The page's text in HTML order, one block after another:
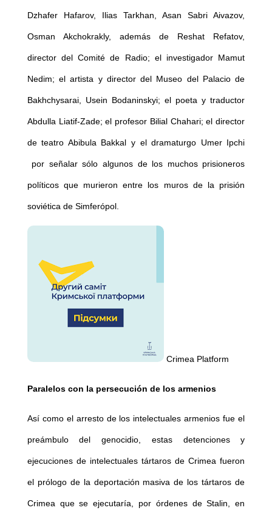
Dzhafer Hafarov, Ilias Tarkhan, Asan Sabri Aivazov,
Osman Akchokrakly, además de Reshat Refatov,
director del Comité de Radio; el investigador Mamut
Nedim; el artista y director del Museo del Palacio de
Bakhchysarai, Usein Bodaninskyi; el poeta y traductor
Abdulla Liatif-Zade; el profesor Bilial Chahari; el director
de teatro Abibula Bakkal y el dramaturgo Umer Ipchi
por señalar sólo algunos de los muchos prisioneros
políticos que murieron entre los muros de la prisión
soviética de Simferópol.
Crimea Platform
Paralelos con la persecución de los armenios
Así como el arresto de los intelectuales armenios fue el
preámbulo del genocidio, estas detenciones y
ejecuciones de intelectuales tártaros de Crimea fueron
el prólogo de la deportación masiva de los tártaros de
Crimea que se ejecutaría, por órdenes de Stalin, en